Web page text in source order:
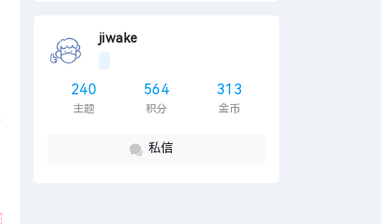
jiwake
240
主题
564
积分
313
金币
私信